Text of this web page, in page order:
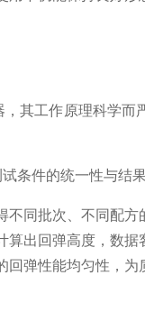
其工作原理科学
条件的统一性与结
同批次、不同配方
出回弹高度，数据
弹性能均匀性，为